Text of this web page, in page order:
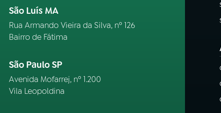
São Luís MA
Rua Armando Vieira da Silva, nº 126
Bairro de Fátima
São Paulo SP
Avenida Mofarrej, nº 1.200
Vila Leopoldina